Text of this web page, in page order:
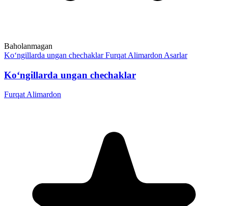
Baholanmagan
Ko‘ngillarda ungan chechaklar Furqat Alimardon Asarlar
Ko‘ngillarda ungan chechaklar
Furqat Alimardon